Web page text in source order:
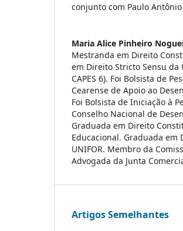
conjunto com Paulo
Maria Alice Pinheiro
Mestranda em Direito
em Direito Stricto Sensu da
CAPES 6). Foi Bolsista de
Cearense de Apoio ao
Foi Bolsista de Iniciação à
Conselho Nacional de
Graduada em Direito
Educacional. Graduada em
UNIFOR. Membro da
Advogada da Junta
Artigos Semelhantes